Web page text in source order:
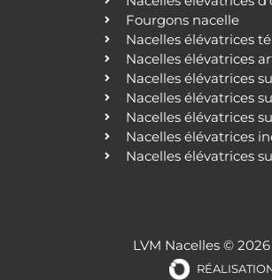
Fourgons nacelle
Nacelles élévatrices
Nacelles élévatrices
Nacelles élévatrices
Nacelles élévatrices
Nacelles élévatrices
Nacelles élévatrices
Nacelles élévatrices
LVM Nacelles ©